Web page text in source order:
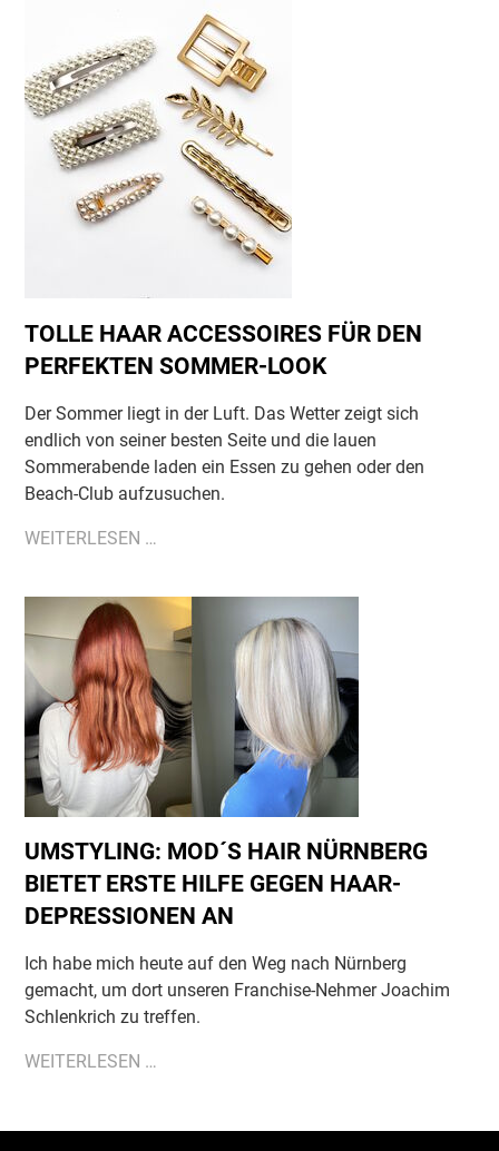
STEHEN
SIE?
TOLLE HAAR ACCESSOIRES FÜR DEN
PERFEKTEN SOMMER-LOOK
Der Sommer liegt in der Luft. Das Wetter zeigt sich
endlich von seiner besten Seite und die lauen
Sommerabende laden ein Essen zu gehen oder den
Beach-Club aufzusuchen.
WEITERLESEN …
DEN
PERFEKTEN
SOMMER-
LOOK
UMSTYLING: MOD´S HAIR NÜRNBERG
BIETET ERSTE HILFE GEGEN HAAR-
DEPRESSIONEN AN
Ich habe mich heute auf den Weg nach Nürnberg
gemacht, um dort unseren Franchise-Nehmer Joachim
Schlenkrich zu treffen.
WEITERLESEN …